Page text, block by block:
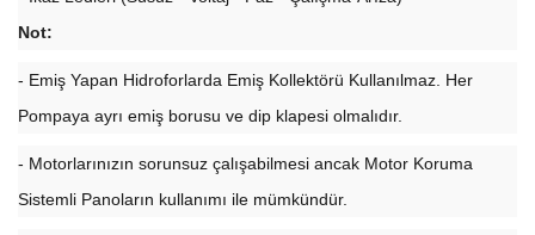
Not:
- Emiş Yapan Hidroforlarda Emiş Kollektörü Kullanılmaz. Her
Pompaya ayrı emiş borusu ve dip klapesi olmalıdır.
- Motorlarınızın sorunsuz çalışabilmesi ancak Motor Koruma
Sistemli Panoların kullanımı ile mümkündür.